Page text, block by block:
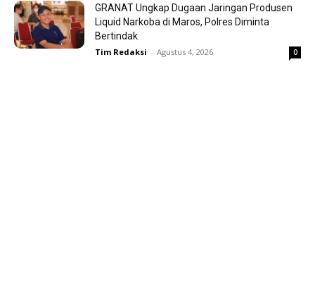
GRANAT Ungkap Dugaan Jaringan Produsen
Liquid Narkoba di Maros, Polres Diminta
Bertindak
Tim Redaksi - Agustus 4, 2026 0